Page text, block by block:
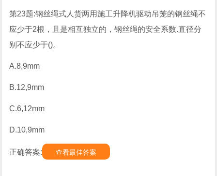
第23题:钢丝绳式人货两用施工升降机驱动吊笼的钢丝绳不
应少于2根，且是相互独立的，钢丝绳的安全系数.直径分
别不应少于()。
A.8,9mm
B.12,9mm
C.6,12mm
D.10,9mm
正确答案: 查看最佳答案